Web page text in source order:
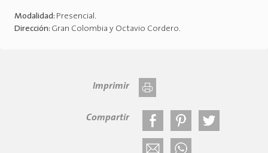
Modalidad: Presencial.
Dirección: Gran Colombia y Octavio Cordero.
Imprimir
Compartir